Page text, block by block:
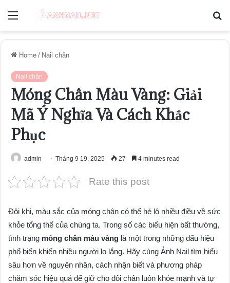
Menu
Home / Nail chân
Nail chân
Móng Chân Màu Vàng: Giải
Mã Ý Nghĩa Và Cách Khắc
Phục
admin Tháng 9 19, 2025 27 4 minutes read
Rate this post
Đôi khi, màu sắc của móng chân có thể hé lộ nhiều điều về sức
khỏe tổng thể của chúng ta. Trong số các biểu hiện bất thường,
tình trạng móng chân màu vàng là một trong những dấu hiệu
phổ biến khiến nhiều người lo lắng. Hãy cùng Ảnh Nail tìm hiểu
sâu hơn về nguyên nhân, cách nhận biết và phương pháp
chăm sóc hiệu quả để giữ cho đôi chân luôn khỏe mạnh và tự